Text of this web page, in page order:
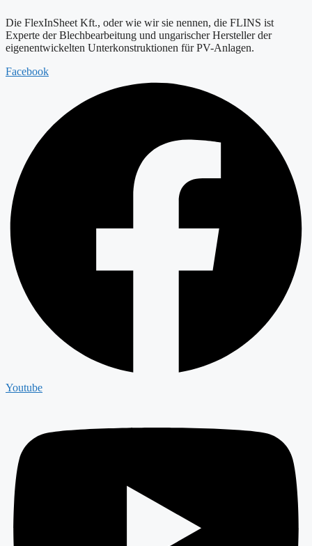
Die FlexInSheet Kft., oder wie wir sie nennen, die FLINS ist
Experte der Blechbearbeitung und ungarischer Hersteller der
eigenentwickelten Unterkonstruktionen für PV-Anlagen.
Facebook
Youtube